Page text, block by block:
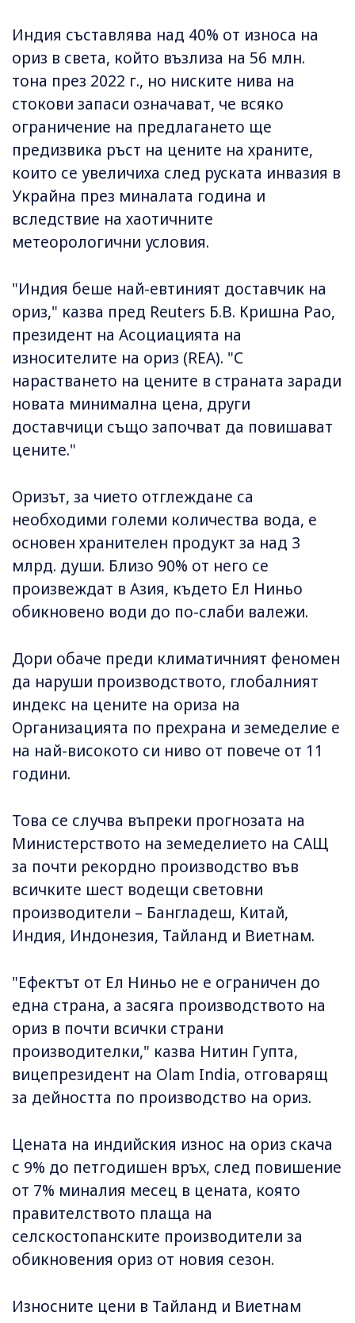
Индия съставлява над 40% от износа на
ориз в света, който възлиза на 56 млн.
тона през 2022 г., но ниските нива на
стокови запаси означават, че всяко
ограничение на предлагането ще
предизвика ръст на цените на храните,
които се увеличиха след руската инвазия в
Украйна през миналата година и
вследствие на хаотичните
метеорологични условия.
"Индия беше най-евтиният доставчик на
ориз," казва пред Reuters Б.В. Кришна Рао,
президент на Асоциацията на
износителите на ориз (REA). "С
нарастването на цените в страната заради
новата минимална цена, други
доставчици също започват да повишават
цените."
Оризът, за чието отглеждане са
необходими големи количества вода, е
основен хранителен продукт за над 3
млрд. души. Близо 90% от него се
произвеждат в Азия, където Ел Ниньо
обикновено води до по-слаби валежи.
Дори обаче преди климатичният феномен
да наруши производството, глобалният
индекс на цените на ориза на
Организацията по прехрана и земеделие е
на най-високото си ниво от повече от 11
години.
Това се случва въпреки прогнозата на
Министерството на земеделието на САЩ
за почти рекордно производство във
всичките шест водещи световни
производители – Бангладеш, Китай,
Индия, Индонезия, Тайланд и Виетнам.
"Ефектът от Ел Ниньо не е ограничен до
една страна, а засяга производството на
ориз в почти всички страни
производителки," казва Нитин Гупта,
вицепрезидент на Olam India, отговарящ
за дейността по производство на ориз.
Цената на индийския износ на ориз скача
с 9% до петгодишен връх, след повишение
от 7% миналия месец в цената, която
правителството плаща на
селскостопанските производители за
обикновения ориз от новия сезон.
Износните цени в Тайланд и Виетнам